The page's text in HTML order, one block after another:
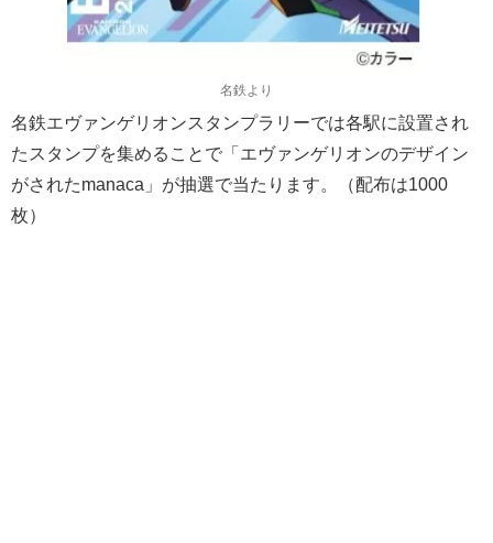
名鉄より
名鉄エヴァンゲリオンスタンプラリーでは各駅に設置され
たスタンプを集めることで「エヴァンゲリオンのデザイン
がされたmanaca」が抽選で当たります。（配布は1000
枚）